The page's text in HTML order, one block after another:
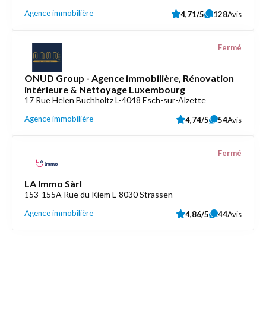
Agence immobilière 4,71/5 128Avis
ONUD Group - Agence immobilière, Rénovation
intérieure & Nettoyage Luxembourg
17 Rue Helen Buchholtz L-4048 Esch-sur-Alzette
Agence immobilière
Fermé
4,74/5 54Avis
LA Immo Sàrl
153-155A Rue du Kiem L-8030 Strassen
Agence immobilière
Fermé
4,86/5 44Avis